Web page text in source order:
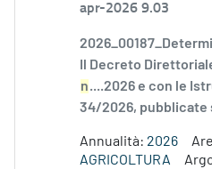
apr-2026 9.03
Il Decreto
n....2026 e con le
34/2026, pubblicate
Annualità: 2026
AGRICOLTURA